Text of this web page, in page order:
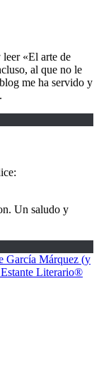
«El arte de
al que no le
me ha servido y
Un saludo y
García Márquez (y
Literario®